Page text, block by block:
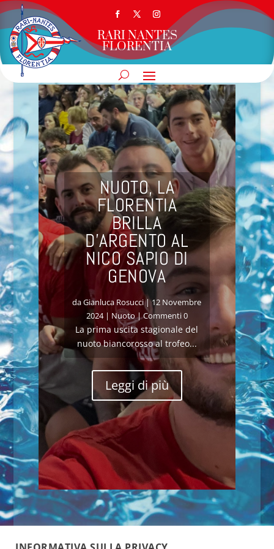
RARI NANTES
FLORENTIA
NUOTO, LA
FLORENTIA
BRILLA
D’ARGENTO AL
NICO SAPIO DI
GENOVA
daGianluca Rosucci|12 Novembre
2024| Nuoto| Commenti 0
La prima uscita stagionale del
nuoto biancorosso al trofeo...
Leggi di più